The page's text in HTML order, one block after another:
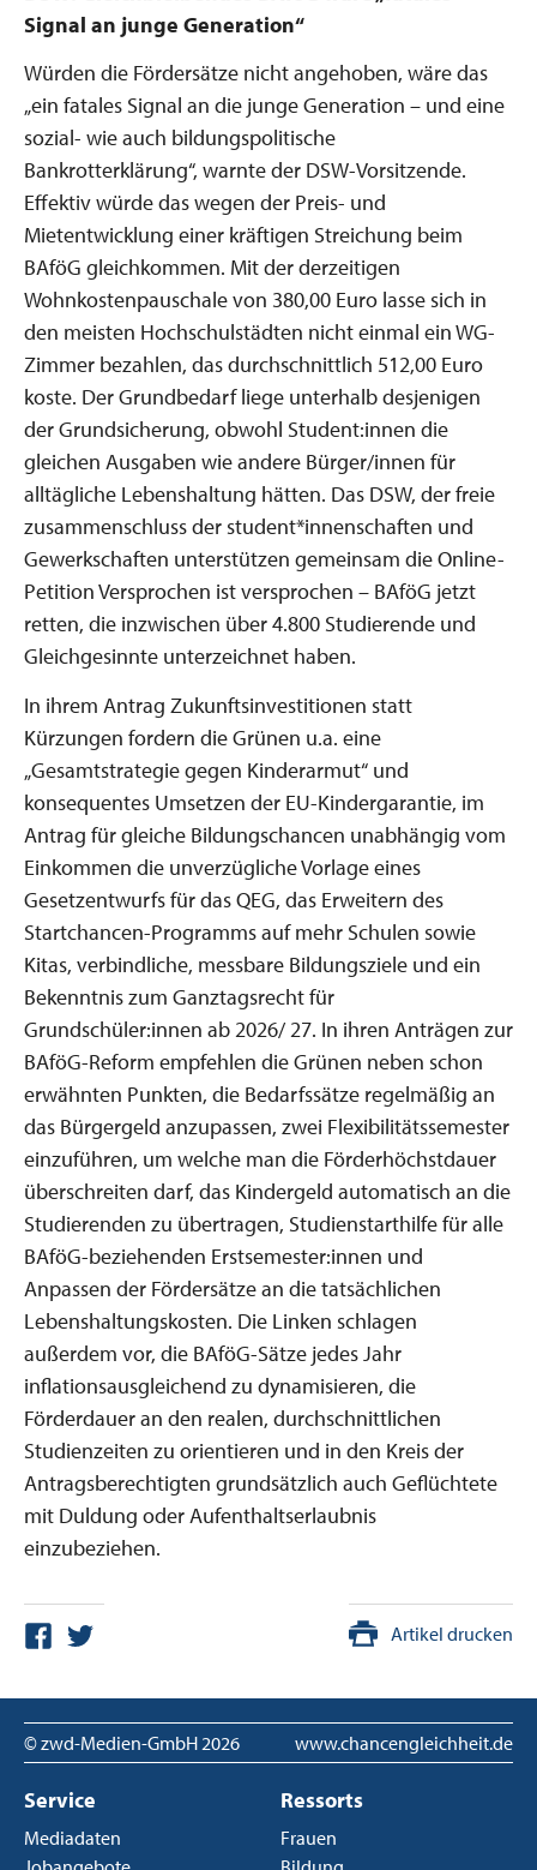
Signal an junge Generation“
Würden die Fördersätze nicht angehoben, wäre das
„ein fatales Signal an die junge Generation – und eine
sozial- wie auch bildungspolitische
Bankrotterklärung“, warnte der DSW-Vorsitzende.
Effektiv würde das wegen der Preis- und
Mietentwicklung einer kräftigen Streichung beim
BAföG gleichkommen. Mit der derzeitigen
Wohnkostenpauschale von 380,00 Euro lasse sich in
den meisten Hochschulstädten nicht einmal ein WG-
Zimmer bezahlen, das durchschnittlich 512,00 Euro
koste. Der Grundbedarf liege unterhalb desjenigen
der Grundsicherung, obwohl Student:innen die
gleichen Ausgaben wie andere Bürger/innen für
alltägliche Lebenshaltung hätten. Das DSW, der freie
zusammenschluss der student*innenschaften und
Gewerkschaften unterstützen gemeinsam die Online-
Petition Versprochen ist versprochen – BAföG jetzt
retten, die inzwischen über 4.800 Studierende und
Gleichgesinnte unterzeichnet haben.
In ihrem Antrag Zukunftsinvestitionen statt
Kürzungen fordern die Grünen u.a. eine
„Gesamtstrategie gegen Kinderarmut“ und
konsequentes Umsetzen der EU-Kindergarantie, im
Antrag für gleiche Bildungschancen unabhängig vom
Einkommen die unverzügliche Vorlage eines
Gesetzentwurfs für das QEG, das Erweitern des
Startchancen-Programms auf mehr Schulen sowie
Kitas, verbindliche, messbare Bildungsziele und ein
Bekenntnis zum Ganztagsrecht für
Grundschüler:innen ab 2026/ 27. In ihren Anträgen zur
BAföG-Reform empfehlen die Grünen neben schon
erwähnten Punkten, die Bedarfssätze regelmäßig an
das Bürgergeld anzupassen, zwei Flexibilitätssemester
einzuführen, um welche man die Förderhöchstdauer
überschreiten darf, das Kindergeld automatisch an die
Studierenden zu übertragen, Studienstarthilfe für alle
BAföG-beziehenden Erstsemester:innen und
Anpassen der Fördersätze an die tatsächlichen
Lebenshaltungskosten. Die Linken schlagen
außerdem vor, die BAföG-Sätze jedes Jahr
inflationsausgleichend zu dynamisieren, die
Förderdauer an den realen, durchschnittlichen
Studienzeiten zu orientieren und in den Kreis der
Antragsberechtigten grundsätzlich auch Geflüchtete
mit Duldung oder Aufenthaltserlaubnis
einzubeziehen.
Artikel drucken
© zwd-Medien-GmbH 2026 www.chancengleichheit.de
Service
Mediadaten
Ressorts
Frauen